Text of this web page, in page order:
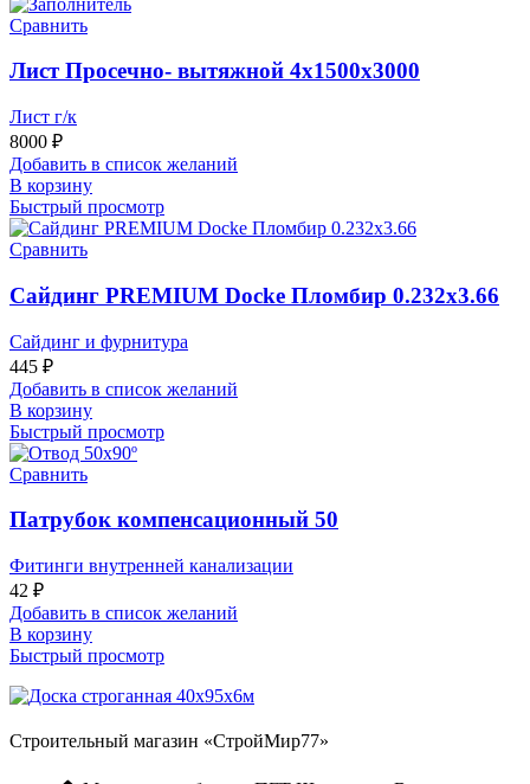
Сравнить
Лист Просечно- вытяжной 4х1500х3000
Лист г/к
8000 ₽
Добавить в список желаний
В корзину
Быстрый просмотр
Сравнить
Сайдинг PREMIUM Docke Пломбир 0.232х3.66
Сайдинг и фурнитура
445 ₽
Добавить в список желаний
В корзину
Быстрый просмотр
Сравнить
Патрубок компенсационный 50
Фитинги внутренней канализации
42 ₽
Добавить в список желаний
В корзину
Быстрый просмотр
Строительный магазин «СтройМир77»